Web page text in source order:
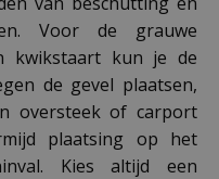
Voor de grauwe
kwikstaart kun je de
de gevel plaatsen,
oversteek of carport
plaatsing op het
Kies altijd een